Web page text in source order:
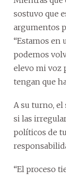
sostuvo que
argumentos
“Estamos en
podemos
elevo mi voz
tengan que
A su turno, el
si las
políticos de
“El proceso